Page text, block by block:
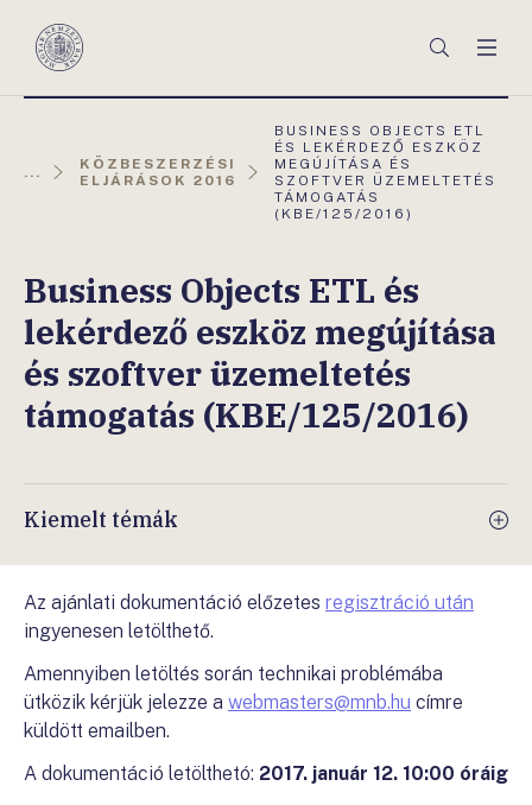
Magyar
Keresés
...
KÖZBESZERZÉSI
ELJÁRÁSOK 2016
AKTUÁLIS
OLDAL:
BUSINESS OBJECTS ETL
ÉS LEKÉRDEZŐ ESZKÖZ
MEGÚJÍTÁSA ÉS
SZOFTVER ÜZEMELTETÉS
TÁMOGATÁS
(KBE/125/2016)
Business Objects ETL és
lekérdező eszköz megújítása
és szoftver üzemeltetés
támogatás (KBE/125/2016)
Kiemelt témák
Az ajánlati dokumentáció előzetes regisztráció után
ingyenesen letölthető.
Amennyiben letöltés során technikai problémába
ütközik kérjük jelezze a webmasters@mnb.hu címre
küldött emailben.
A dokumentáció letölthetó: 2017. január 12. 10:00 óráig